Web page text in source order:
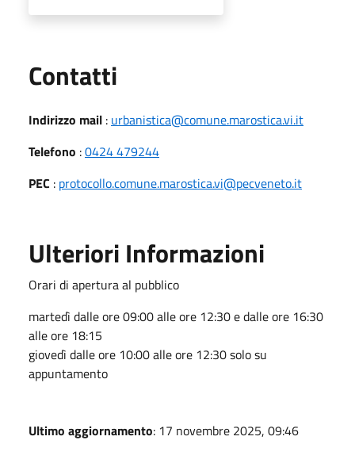
Contatti
Indirizzo mail : urbanistica@comune.marostica.vi.it
Telefono :0424 479244
PEC : protocollo.comune.marostica.vi@pecveneto.it
Ulteriori Informazioni
Orari di apertura al pubblico
martedì dalle ore 09:00 alle ore 12:30 e dalle ore 16:30
alle ore 18:15
giovedì dalle ore 10:00 alle ore 12:30 solo su
appuntamento
Ultimo aggiornamento: 17 novembre 2025, 09:46